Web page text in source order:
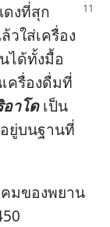
ดง​ที่​สุก​
ว​ใส่​เครื่อง​
ได้​ทั้ง​มื้อ​
ครื่อง​ดื่ม​ที่​
าโดเป็น​
ยู่​บน​ฐาน​ที่​
ม​ของ​พยาน​